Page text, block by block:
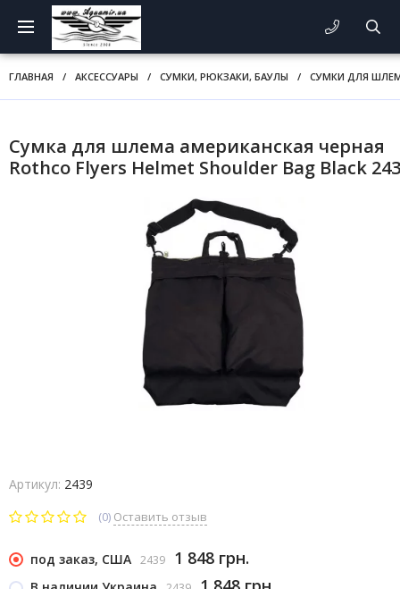
ГЛАВНАЯ / АКСЕССУАРЫ / СУМКИ, РЮКЗАКИ, БАУЛЫ / СУМКИ ДЛЯ
Cумка для шлема американская черная
Rothco Flyers Helmet Shoulder Bag Black
Артикул: 2439
(0) Оставить отзыв
под заказ, США 2439 1 848 грн.